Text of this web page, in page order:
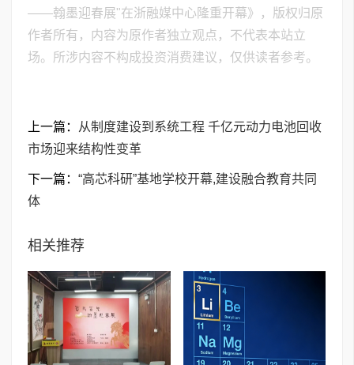
——翰墨迎春展"在浙融媒中心隆重开幕》，版权归原
作者所有，内容为原作者独立观点，不代表本站立
场。所涉内容不构成投资消费建议，仅供读者参考。
上一篇：
从制度建设到系统工程 千亿元动力电池回收
市场迎来结构性变革
下一篇： “高芯科研”基地学校开幕,建设融合教育共同
体
相关推荐